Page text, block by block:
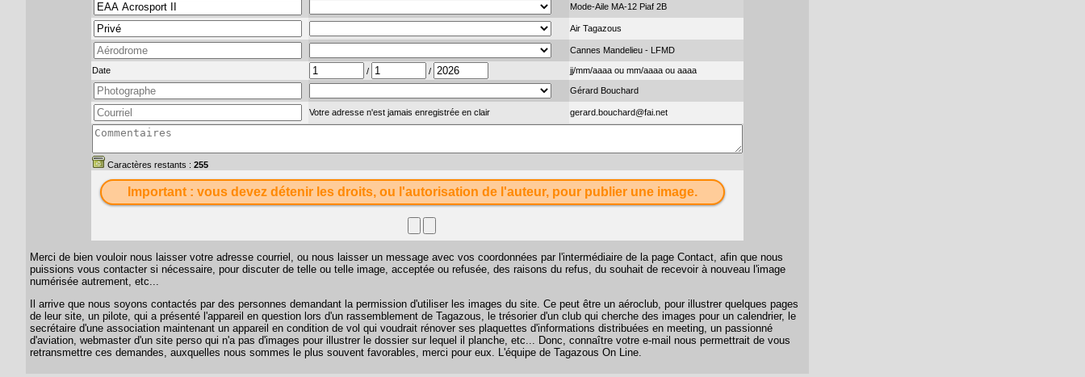
Mode-Aile MA-12 Piaf 2B
Air Tagazous
Cannes Mandelieu - LFMD
Date / / jj/mm/aaaa ou mm/aaaa ou aaaa
Gérard Bouchard
Votre adresse n'est jamais enregistrée en clair gerard.bouchard@fai.net
Caractères restants : 255
Important : vous devez détenir les droits, ou l'autorisation de l'auteur, pour publier une image.
Merci de bien vouloir nous laisser votre adresse courriel, ou nous laisser un message avec vos coordonnées par l'intermédiaire de la page Contact , afin que nous
puissions vous contacter si nécessaire, pour discuter de telle ou telle image, acceptée ou refusée, des raisons du refus, du souhait de recevoir à nouveau l'image
numérisée autrement, etc...
Il arrive que nous soyons contactés par des personnes demandant la permission d'utiliser les images du site. Ce peut être un aéroclub, pour illustrer quelques pages
de leur site, un pilote, qui a présenté l'appareil en question lors d'un rassemblement de Tagazous, le trésorier d'un club qui cherche des images pour un calendrier, le
secrétaire d'une association maintenant un appareil en condition de vol qui voudrait rénover ses plaquettes d'informations distribuées en meeting, un passionné
d'aviation, webmaster d'un site perso qui n'a pas d'images pour illustrer le dossier sur lequel il planche, etc... Donc, connaître votre e-mail nous permettrait de vous
retransmettre ces demandes, auxquelles nous sommes le plus souvent favorables, merci pour eux. L'équipe de Tagazous On Line.